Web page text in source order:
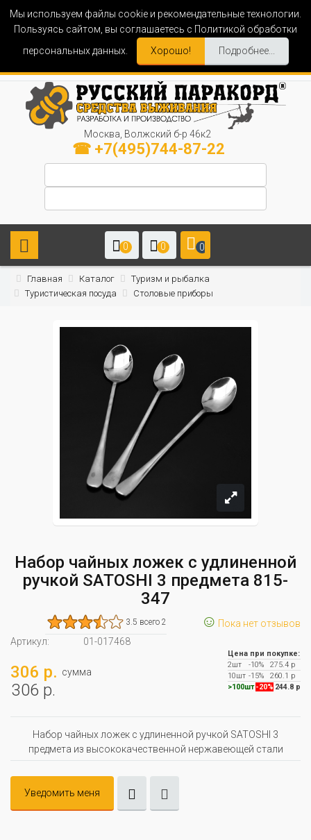
Мы используем файлы cookie и рекомендательные технологии.
Пользуясь сайтом, вы соглашаетесь с Политикой обработки
персональных данных.
Хорошо! Подробнее...
Москва, Волжский б-р 46к2
☎ +7(495)744-87-22
0 0 0
Главная Каталог
Туризм и рыбалка
Туристическая посуда
Столовые приборы
Набор чайных ложек с удлиненной
ручкой SATOSHI 3 предмета 815-
347
3.5 всего 2 ☺ Пока нет отзывов
Артикул:
01-017468
306 р. сумма
306 р.
Цена при покупке:
2шт
-10%
275.4 р
10шт -15%
260.1 р
>100шт -20% 244.8 р
Набор чайных ложек с удлиненной ручкой SATOSHI 3
предмета из высококачественной нержавеющей стали
Уведомить меня